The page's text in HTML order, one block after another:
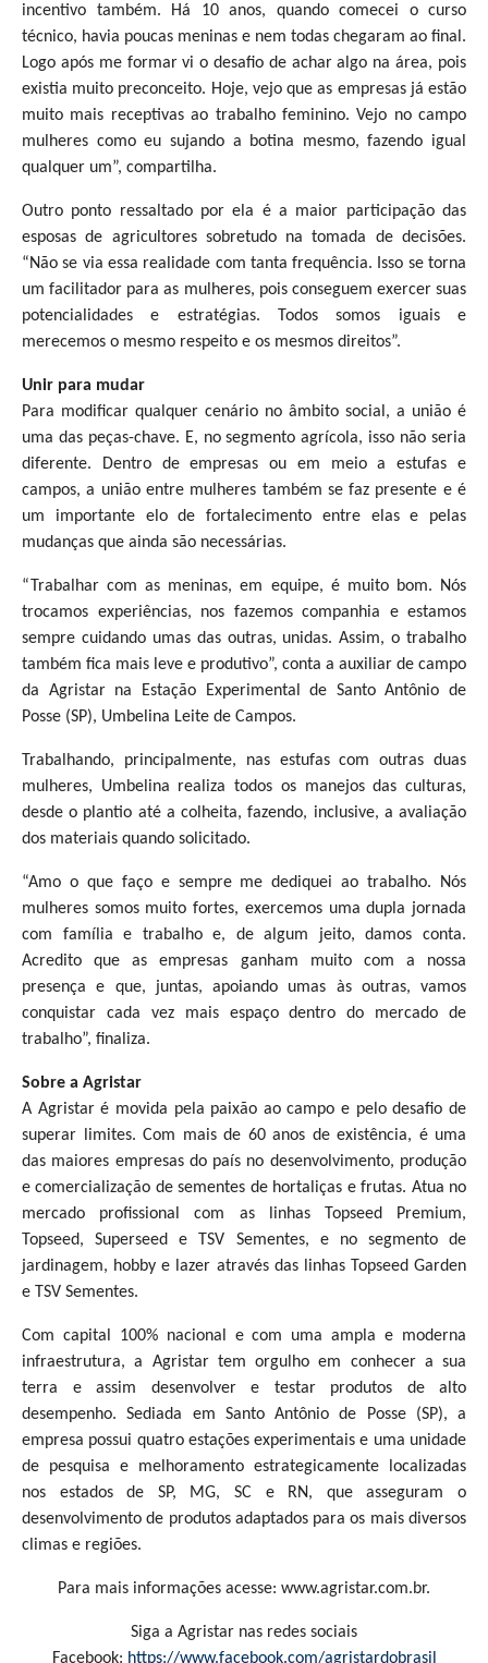
incentivo também. Há 10 anos, quando comecei o curso
técnico, havia poucas meninas e nem todas chegaram ao final.
Logo após me formar vi o desafio de achar algo na área, pois
existia muito preconceito. Hoje, vejo que as empresas já estão
muito mais receptivas ao trabalho feminino. Vejo no campo
mulheres como eu sujando a botina mesmo, fazendo igual
qualquer um”, compartilha.
Outro ponto ressaltado por ela é a maior participação das
esposas de agricultores sobretudo na tomada de decisões.
“Não se via essa realidade com tanta frequência. Isso se torna
um facilitador para as mulheres, pois conseguem exercer suas
potencialidades e estratégias. Todos somos iguais e
merecemos o mesmo respeito e os mesmos direitos”.
Unir para mudar
Para modificar qualquer cenário no âmbito social, a união é
uma das peças-chave. E, no segmento agrícola, isso não seria
diferente. Dentro de empresas ou em meio a estufas e
campos, a união entre mulheres também se faz presente e é
um importante elo de fortalecimento entre elas e pelas
mudanças que ainda são necessárias.
“Trabalhar com as meninas, em equipe, é muito bom. Nós
trocamos experiências, nos fazemos companhia e estamos
sempre cuidando umas das outras, unidas. Assim, o trabalho
também fica mais leve e produtivo”, conta a auxiliar de campo
da Agristar na Estação Experimental de Santo Antônio de
Posse (SP), Umbelina Leite de Campos.
Trabalhando, principalmente, nas estufas com outras duas
mulheres, Umbelina realiza todos os manejos das culturas,
desde o plantio até a colheita, fazendo, inclusive, a avaliação
dos materiais quando solicitado.
“Amo o que faço e sempre me dediquei ao trabalho. Nós
mulheres somos muito fortes, exercemos uma dupla jornada
com família e trabalho e, de algum jeito, damos conta.
Acredito que as empresas ganham muito com a nossa
presença e que, juntas, apoiando umas às outras, vamos
conquistar cada vez mais espaço dentro do mercado de
trabalho”, finaliza.
Sobre a Agristar
A Agristar é movida pela paixão ao campo e pelo desafio de
superar limites. Com mais de 60 anos de existência, é uma
das maiores empresas do país no desenvolvimento, produção
e comercialização de sementes de hortaliças e frutas. Atua no
mercado profissional com as linhas Topseed Premium,
Topseed, Superseed e TSV Sementes, e no segmento de
jardinagem, hobby e lazer através das linhas Topseed Garden
e TSV Sementes.
Com capital 100% nacional e com uma ampla e moderna
infraestrutura, a Agristar tem orgulho em conhecer a sua
terra e assim desenvolver e testar produtos de alto
desempenho. Sediada em Santo Antônio de Posse (SP), a
empresa possui quatro estações experimentais e uma unidade
de pesquisa e melhoramento estrategicamente localizadas
nos estados de SP, MG, SC e RN, que asseguram o
desenvolvimento de produtos adaptados para os mais diversos
climas e regiões.
Para mais informações acesse: www.agristar.com.br.
Siga a Agristar nas redes sociais
Facebook: https://www.facebook.com/agristardobrasil